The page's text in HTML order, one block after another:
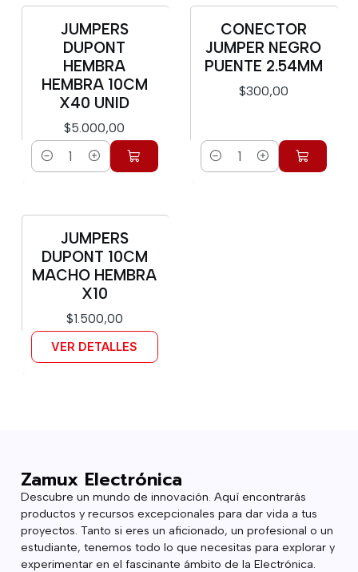
JUMPERS
DUPONT
HEMBRA
HEMBRA 10CM
X40 UNID
$5.000,00
Cantidad
CONECTOR
JUMPER NEGRO
PUENTE 2.54MM
$300,00
Cantidad
Agotado
JUMPERS
DUPONT 10CM
MACHO HEMBRA
X10
$1.500,00
VER DETALLES
Zamux Electrónica
Descubre un mundo de innovación. Aquí encontrarás
productos y recursos excepcionales para dar vida a tus
proyectos. Tanto si eres un aficionado, un profesional o un
estudiante, tenemos todo lo que necesitas para explorar y
experimentar en el fascinante ámbito de la Electrónica.